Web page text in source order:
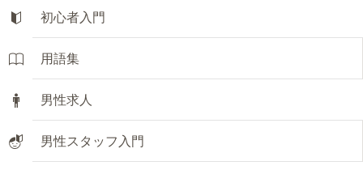
初心者入門
用語集
男性求人
男性スタッフ入門